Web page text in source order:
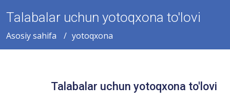
Talabalar uchun yotoqxona to'lovi
Asosiy sahifa yotoqxona
Talabalar uchun yotoqxona to'lovi